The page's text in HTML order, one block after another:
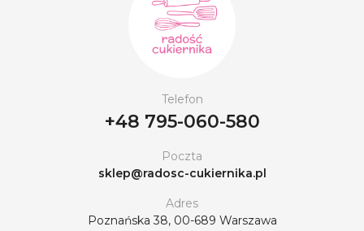
Telefon
+48 795-060-580
Poczta
sklep@radosc-cukiernika.pl
Adres
Poznańska 38, 00-689 Warszawa